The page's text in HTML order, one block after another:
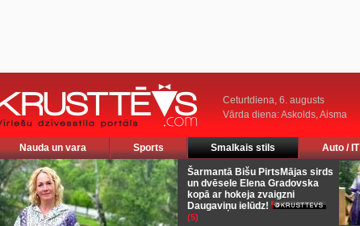
Ceturtdiena, 6. augusts
Vārda diena: Askolds, Aisma
Nauda un vara Sports Smalkais stils Auto / IT
Šarmantā Bišu PirtsMājas sirds
un dvēsele Elena Gradovska
kopā ar hokeja zvaigzni
Daugaviņu ielūdz!
(5)